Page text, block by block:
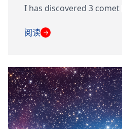
I has discovered 3 comet
阅读 →